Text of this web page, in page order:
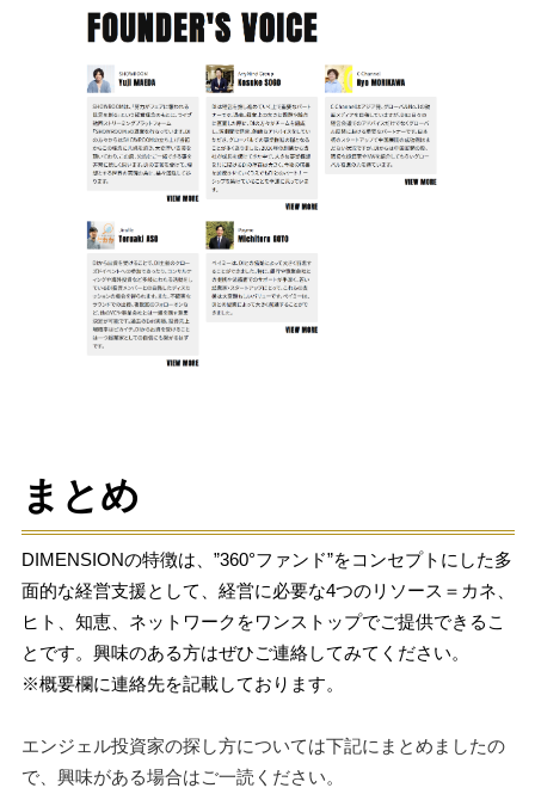
まとめ
DIMENSIONの特徴は、”360°ファンド”をコンセプトにした多
面的な経営支援として、経営に必要な4つのリソース＝カネ、
ヒト、知恵、ネットワークをワンストップでご提供できるこ
とです。興味のある方はぜひご連絡してみてください。
※概要欄に連絡先を記載しております。
エンジェル投資家の探し方については下記にまとめましたの
で、興味がある場合はご一読ください。